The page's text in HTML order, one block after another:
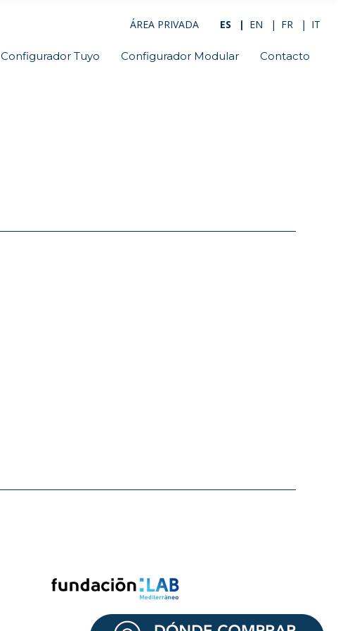
ÁREA PRIVADA ES EN FR IT
Configurador Tuyo Configurador Modular Contacto